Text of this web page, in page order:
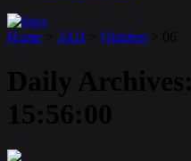
Home 2021 Oktober 06
Daily Archives:
15:56:00